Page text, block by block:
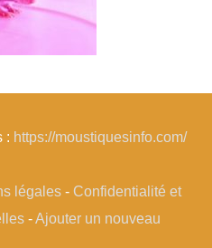
: https://moustiquesinfo.com/
légales- Confidentialité et
-Ajouter un nouveau